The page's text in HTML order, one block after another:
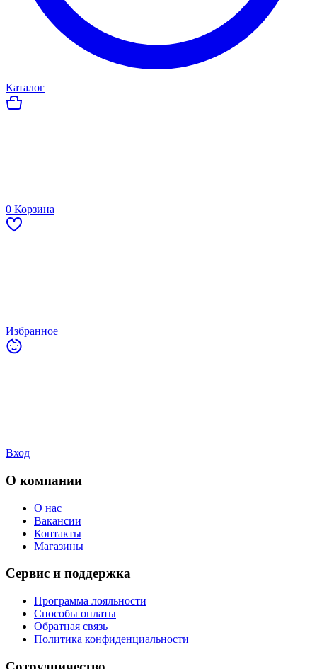
Каталог
0 Корзина
Избранное
Вход
О компании
О нас
Вакансии
Контакты
Магазины
Сервис и поддержка
Программа лояльности
Способы оплаты
Обратная связь
Политика конфиденциальности